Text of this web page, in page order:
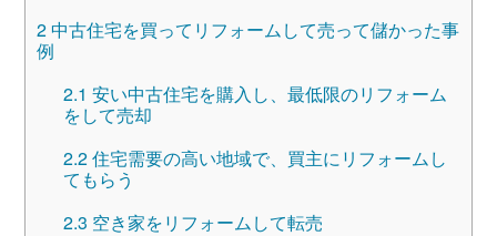
2中古住宅を買ってリフォームして売って儲かった事
例
2.1 安い中古住宅を購入し、最低限のリフォーム
をして売却
2.2住宅需要の高い地域で、買主にリフォームし
てもらう
2.3 空き家をリフォームして転売